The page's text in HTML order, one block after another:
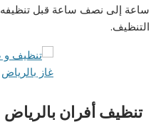
ساعة إلى نصف ساعة قبل
التنظيف.
تنظيف أفران بالرياض